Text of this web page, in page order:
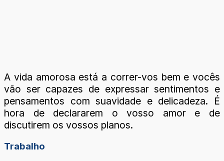
A vida amorosa está a correr-vos bem e vocês
vão ser capazes de expressar sentimentos e
pensamentos com suavidade e delicadeza. É
hora de declararem o vosso amor e de
discutirem os vossos planos.
Trabalho